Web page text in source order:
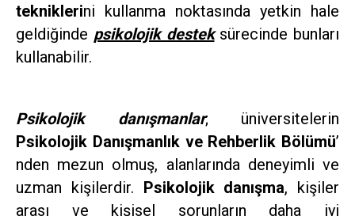
tekniklerini kullanma noktasında yetkin hale
geldiğinde psikolojik desteksürecinde bunları
kullanabilir.
Psikolojik danışmanlar; üniversitelerin
Psikolojik Danışmanlık ve Rehberlik Bölümü’
nden mezun olmuş, alanlarında deneyimli ve
uzman kişilerdir. Psikolojik danışma, kişiler
arası ve kişisel sorunların daha iyi